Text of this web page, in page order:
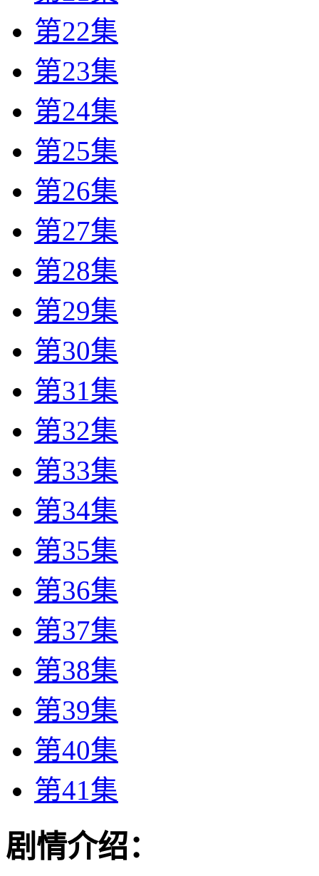
第22集
第23集
第24集
第25集
第26集
第27集
第28集
第29集
第30集
第31集
第32集
第33集
第34集
第35集
第36集
第37集
第38集
第39集
第40集
第41集
剧情介绍：